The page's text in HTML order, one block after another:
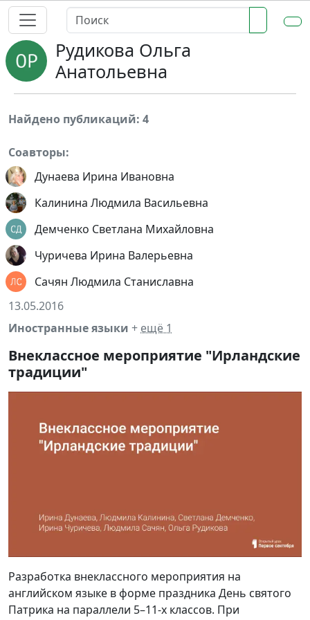
Рудикова Ольга
Анатольевна
Найдено публикаций: 4
Соавторы:
Дунаева Ирина Ивановна
Калинина Людмила Васильевна
Демченко Светлана Михайловна
Чуричева Ирина Валерьевна
Сачян Людмила Станиславна
13.05.2016
Иностранные языки + ещё 1
Внеклассное мероприятие "Ирландские
традиции"
Разработка внеклассного мероприятия на
английском языке в форме праздника День святого
Патрика на параллели 5–11-х классов. При